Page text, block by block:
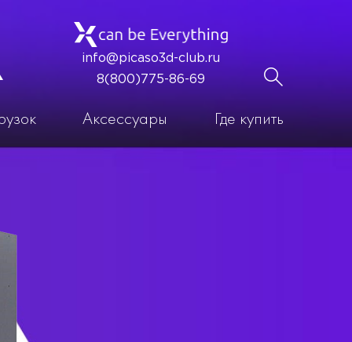
info@picaso3d-club.ru
8(800)775-86-69
Аксессуары Где купить